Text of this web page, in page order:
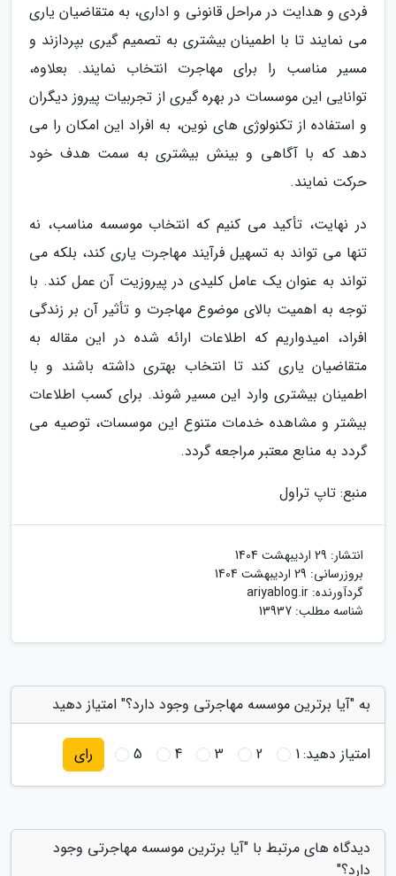
فردی و هدایت در مراحل قانونی و اداری، به متقاضیان یاری
می نمایند تا با اطمینان بیشتری به تصمیم گیری بپردازند و
مسیر مناسب را برای مهاجرت انتخاب نمایند. بعلاوه،
توانایی این موسسات در بهره گیری از تجربیات پیروز دیگران
و استفاده از تکنولوژی های نوین، به افراد این امکان را می
دهد که با آگاهی و بینش بیشتری به سمت هدف خود
حرکت نمایند.
در نهایت، تأکید می کنیم که انتخاب موسسه مناسب، نه
تنها می تواند به تسهیل فرآیند مهاجرت یاری کند، بلکه می
تواند به عنوان یک عامل کلیدی در پیروزیت آن عمل کند. با
توجه به اهمیت بالای موضوع مهاجرت و تأثیر آن بر زندگی
افراد، امیدواریم که اطلاعات ارائه شده در این مقاله به
متقاضیان یاری کند تا انتخاب بهتری داشته باشند و با
اطمینان بیشتری وارد این مسیر شوند. برای کسب اطلاعات
بیشتر و مشاهده خدمات متنوع این موسسات، توصیه می
گردد به منابع معتبر مراجعه گردد.
منبع: تاپ تراول
انتشار: 29 اردیبهشت 1404
بروزرسانی: 29 اردیبهشت 1404
گردآورنده: ariyablog.ir
شناسه مطلب: 13937
به "آیا برترین موسسه مهاجرتی وجود دارد؟" امتیاز دهید
امتیاز دهید:1
2
3
4
5 رای
دیدگاه های مرتبط با "آیا برترین موسسه مهاجرتی وجود
دارد؟"